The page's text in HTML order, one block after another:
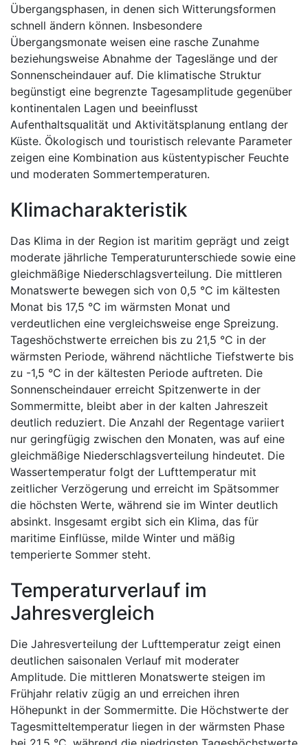
Übergangsphasen, in denen sich Witterungsformen
schnell ändern können. Insbesondere
Übergangsmonate weisen eine rasche Zunahme
beziehungsweise Abnahme der Tageslänge und der
Sonnenscheindauer auf. Die klimatische Struktur
begünstigt eine begrenzte Tagesamplitude gegenüber
kontinentalen Lagen und beeinflusst
Aufenthaltsqualität und Aktivitätsplanung entlang der
Küste. Ökologisch und touristisch relevante Parameter
zeigen eine Kombination aus küstentypischer Feuchte
und moderaten Sommertemperaturen.
Klimacharakteristik
Das Klima in der Region ist maritim geprägt und zeigt
moderate jährliche Temperaturunterschiede sowie eine
gleichmäßige Niederschlagsverteilung. Die mittleren
Monatswerte bewegen sich von 0,5 °C im kältesten
Monat bis 17,5 °C im wärmsten Monat und
verdeutlichen eine vergleichsweise enge Spreizung.
Tageshöchstwerte erreichen bis zu 21,5 °C in der
wärmsten Periode, während nächtliche Tiefstwerte bis
zu -1,5 °C in der kältesten Periode auftreten. Die
Sonnenscheindauer erreicht Spitzenwerte in der
Sommermitte, bleibt aber in der kalten Jahreszeit
deutlich reduziert. Die Anzahl der Regentage variiert
nur geringfügig zwischen den Monaten, was auf eine
gleichmäßige Niederschlagsverteilung hindeutet. Die
Wassertemperatur folgt der Lufttemperatur mit
zeitlicher Verzögerung und erreicht im Spätsommer
die höchsten Werte, während sie im Winter deutlich
absinkt. Insgesamt ergibt sich ein Klima, das für
maritime Einflüsse, milde Winter und mäßig
temperierte Sommer steht.
Temperaturverlauf im
Jahresvergleich
Die Jahresverteilung der Lufttemperatur zeigt einen
deutlichen saisonalen Verlauf mit moderater
Amplitude. Die mittleren Monatswerte steigen im
Frühjahr relativ zügig an und erreichen ihren
Höhepunkt in der Sommermitte. Die Höchstwerte der
Tagesmitteltemperatur liegen in der wärmsten Phase